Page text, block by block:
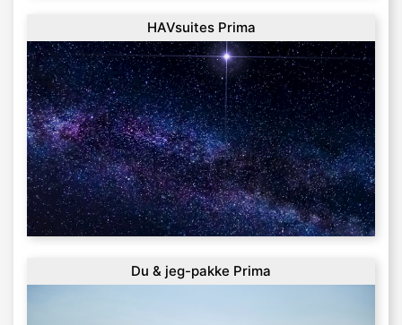
HAVsuites Prima
Du & jeg-pakke Prima